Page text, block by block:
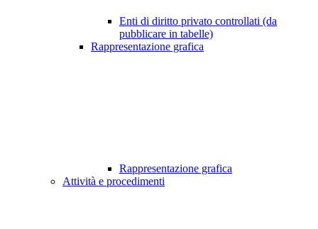
Enti di diritto privato controllati (da
pubblicare in tabelle)
Rappresentazione grafica
Rappresentazione grafica
Attività e procedimenti